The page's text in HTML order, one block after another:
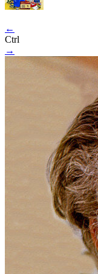
←
Ctrl
→